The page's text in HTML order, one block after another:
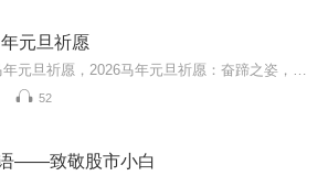
元旦祈愿
52
——致敬股市小白